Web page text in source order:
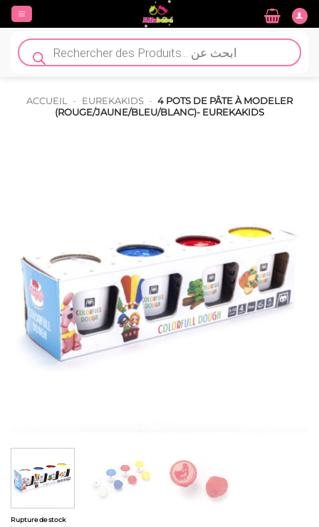
Passer
contenu
Recherche
de
produits
ACCUEIL - EUREKAKIDS - 4 POTS DE PÂTE À MODELER
(ROUGE/JAUNE/BLEU/BLANC)- EUREKAKIDS
Rupture de stock